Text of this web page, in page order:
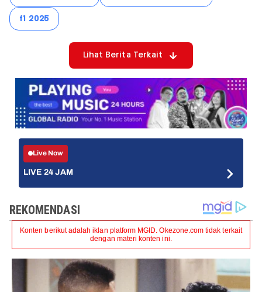
f1 2025
Lihat Berita Terkait
Live Now
LIVE 24 JAM